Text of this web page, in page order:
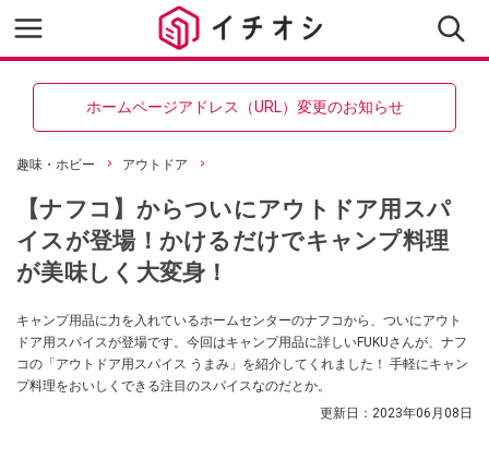
ホームページアドレス（URL）変更のお知らせ
趣味・ホビー アウトドア
【ナフコ】からついにアウトドア用スパ
イスが登場！かけるだけでキャンプ料理
が美味しく大変身！
キャンプ用品に力を入れているホームセンターのナフコから、ついにアウト
ドア用スパイスが登場です。今回はキャンプ用品に詳しいFUKUさんが、ナフ
コの「アウトドア用スパイス うまみ」を紹介してくれました！ 手軽にキャン
プ料理をおいしくできる注目のスパイスなのだとか。
更新日： 2023年06月08日